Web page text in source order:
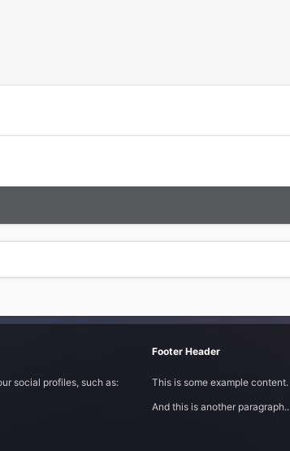
social profiles, such as:
Footer Header
This is some example content.
And this is another paragraph..